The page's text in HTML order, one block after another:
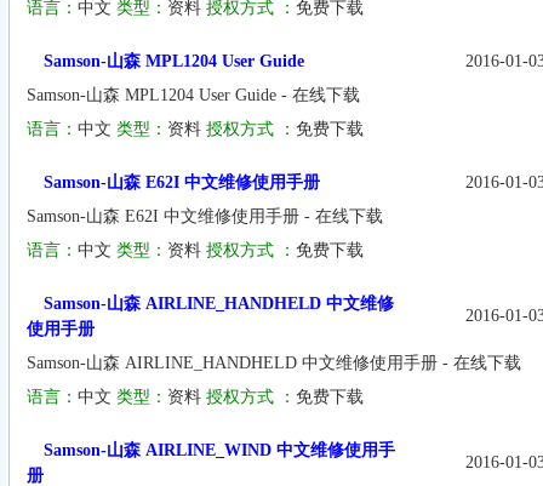
语言： 中文 类型： 资料 授权方式 ： 免费下载
Samson-山森 MPL1204 User Guide
2016-01-
Samson-山森 MPL1204 User Guide - 在线下载
语言： 中文 类型： 资料 授权方式 ： 免费下载
Samson-山森 E62I 中文维修使用手册
2016-01-
Samson-山森 E62I 中文维修使用手册 - 在线下载
语言： 中文 类型： 资料 授权方式 ： 免费下载
Samson-山森 AIRLINE_HANDHELD 中文维修
使用手册
2016-01-
Samson-山森 AIRLINE_HANDHELD 中文维修使用手册 - 在线下载
语言： 中文 类型： 资料 授权方式 ： 免费下载
Samson-山森 AIRLINE_WIND 中文维修使用手
册
2016-01-